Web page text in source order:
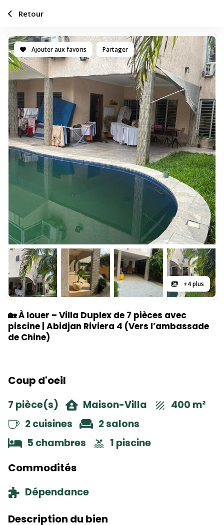
Ajouter aux favoris Partager
+4 plus
🏡 À louer – Villa Duplex de 7 pièces avec
piscine | Abidjan Riviera 4 (Vers l’ambassade
de Chine)
Coup d'oeil
7 pièce(s) Maison-Villa
400 m²
2 cuisines
2 salons
5 chambres
1 piscine
Commodités
Dépendance
Description du bien
Retour